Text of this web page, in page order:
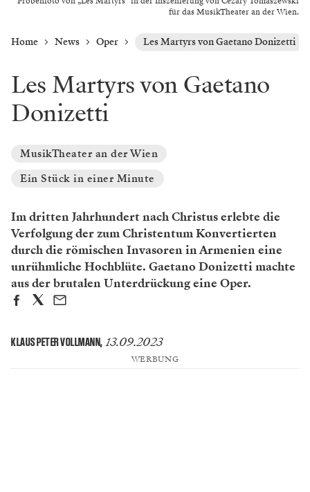
für das MusikTheater an der Wien.
Home News Oper Les Martyrs von Gaetano Donizetti
Les Martyrs von Gaetano
Donizetti
MusikTheater an der Wien
Ein Stück in einer Minute
Im dritten Jahrhundert nach Christus erlebte die
Verfolgung der zum Christentum Konvertierten
durch die römischen Invasoren in Armenien eine
unrühmliche Hochblüte. Gaetano Donizetti machte
aus der brutalen Unterdrückung eine Oper.
KLAUS PETER VOLLMANN, 13.09.2023
WERBUNG